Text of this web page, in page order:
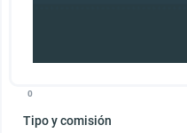
0
Tipo y comisión